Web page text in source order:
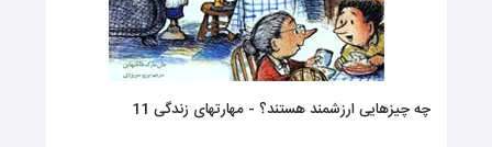
چه چیزهایی ارزشمند هستند؟ - مهارتهای زندگی 11